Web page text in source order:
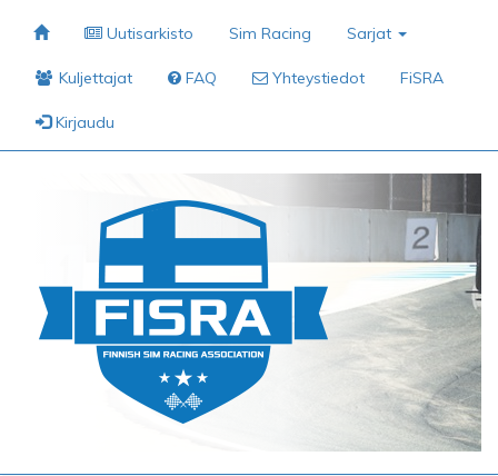
Uutisarkisto Sim Racing Sarjat
Kuljettajat FAQ Yhteystiedot FiSRA
Kirjaudu